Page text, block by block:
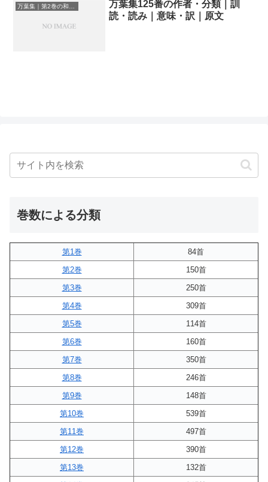
万葉集｜第2巻の和歌一覧
万葉集125番の作者・分類｜訓
読・読み｜意味・訳｜原文
巻数による分類
第1巻
84首
第2巻
150首
第3巻
250首
第4巻
309首
第5巻
114首
第6巻
160首
第7巻
350首
第8巻
246首
第9巻
148首
第10巻
539首
第11巻
497首
第12巻
390首
第13巻
132首